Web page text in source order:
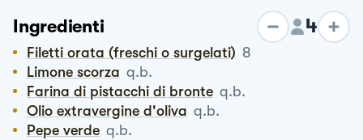
Ingredienti 4
Filetti orata (freschi o surgelati) 8
Limone scorza q.b.
Farina di pistacchi di bronte q.b.
Olio extravergine d'oliva q.b.
Pepe verde q.b.